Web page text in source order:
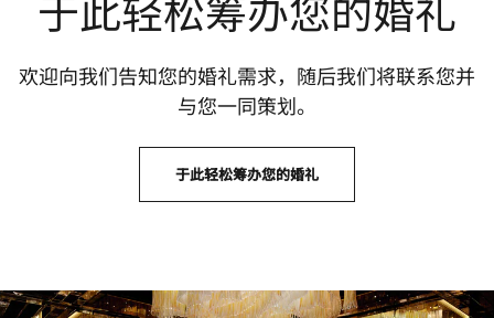
欢迎向我们告知您的婚礼需求，随后我们将联系您并
与您一同策划。
于此轻松筹办您的婚礼